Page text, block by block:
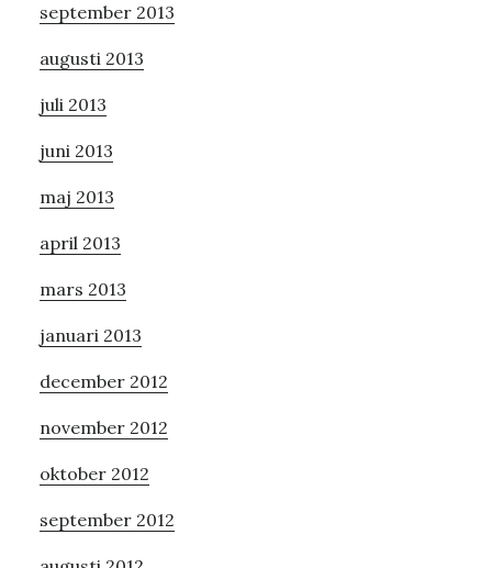
september 2013
augusti 2013
juli 2013
juni 2013
maj 2013
april 2013
mars 2013
januari 2013
december 2012
november 2012
oktober 2012
september 2012